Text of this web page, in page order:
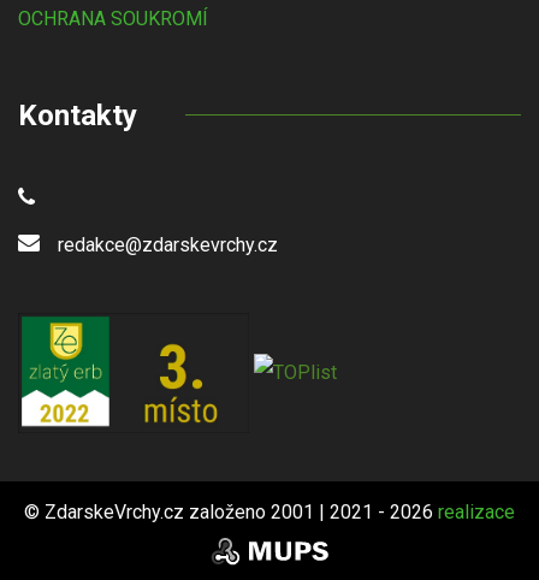
OCHRANA SOUKROMÍ
Kontakty
redakce@zdarskevrchy.cz
© ZdarskeVrchy.cz založeno 2001 | 2021 - 2026 realizace